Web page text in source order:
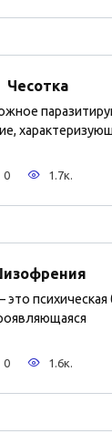
Чесотка
0 1.7к.
психическая
0 1.6к.